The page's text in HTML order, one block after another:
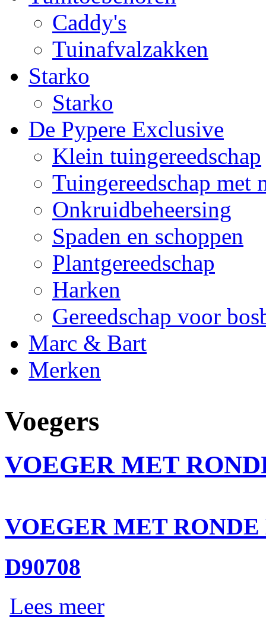
Caddy's
Tuinafvalzakken
Starko
Starko
De Pypere Exclusive
Klein tuingereedschap
Tuingereedschap met
Onkruidbeheersing
Spaden en schoppen
Plantgereedschap
Harken
Gereedschap voor
Marc & Bart
Merken
Voegers
VOEGER MET
VOEGER MET
D90708
Lees meer